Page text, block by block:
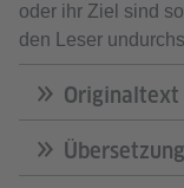
oder ihr Ziel sind
den Leser
Originaltext